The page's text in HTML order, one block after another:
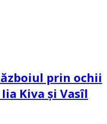
prin ochii
Kiva și Vasîl